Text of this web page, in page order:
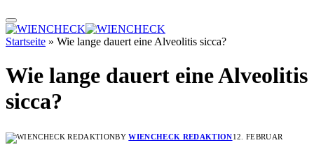
Startseite » Wie lange dauert eine Alveolitis sicca?
Wie lange dauert eine Alveolitis
sicca?
BY WIENCHECK REDAKTION12. FEBRUAR